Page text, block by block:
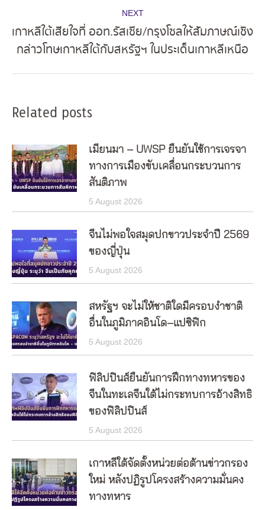
NEXT
Next
post:
เกาหลีใต้เสียใจที่ ออท.รัสเซีย/กรุงโซลให้สัมภาษณ์เชิง
กล่าวโทษเกาหลีใต้กับสหรัฐฯ ในประเด็นเกาหลีเหนือ
Related posts
เมียนมา – UWSP ยืนยันใช้การเจรจา
ทางการเมืองขับเคลื่อนกระบวนการ
สันติภาพ
5 August 2026
จีนไม่พอใจสมุดปกขาวประจำปี 2569
ของญี่ปุ่น
5 August 2026
สหรัฐฯ จะไม่ให้ชาติใดมีครอบงำชาติ
อื่นในภูมิภาคอินโด–แปซิฟิก
5 August 2026
ฟิลิปปินส์ยืนยันการฝึกทางทหารของ
จีนในทะเลจีนใต้ไม่กระทบการอ้างสิทธิ
ของฟิลิปปินส์
5 August 2026
เกาหลีใต้จัดตั้งหน่วยต่อต้านข่าวกรอง
ใหม่ หลังปฏิรูปโครงสร้างความมั่นคง
ทางทหาร